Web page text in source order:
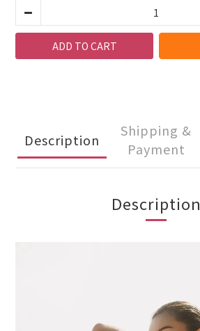
ADD TO CART
Description
Shipping &
Payment
Description